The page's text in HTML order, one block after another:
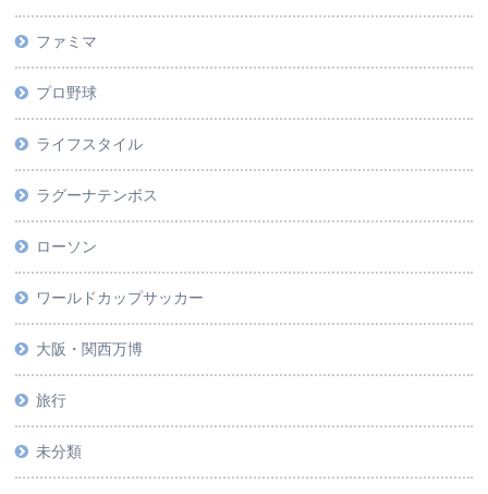
ファミマ
プロ野球
ライフスタイル
ラグーナテンボス
ローソン
ワールドカップサッカー
大阪・関西万博
旅行
未分類